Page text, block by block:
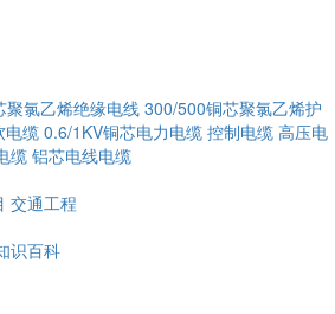
氯乙烯绝缘电线 300/500铜芯聚氯乙烯护
电缆 0.6/1KV铜芯电力电缆 控制电缆 高压电
缆 铝芯电线电缆
交通工程
识百科